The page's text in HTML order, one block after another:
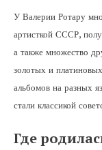
У Валерии Ротару
артисткой СССР,
а также множество
золотых и
альбомов на разных
стали классикой
Где